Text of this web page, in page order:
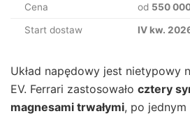
Cena od 550
Start dostaw IV kw.
Układ napędowy jest nietypowy
EV. Ferrari zastosowało cztery
magnesami trwałymi, po